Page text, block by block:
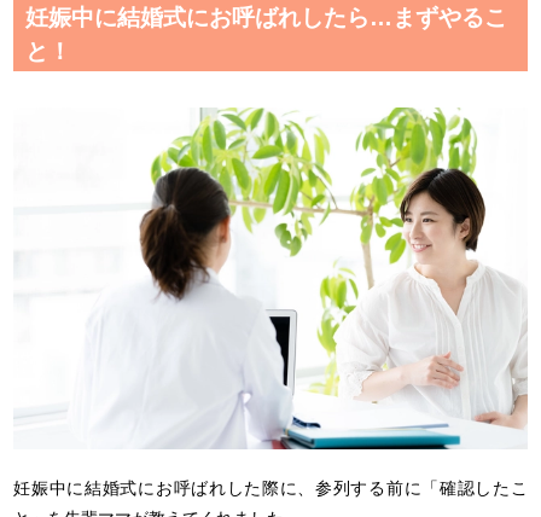
妊娠中に結婚式にお呼ばれしたら…まずやるこ
と！
妊娠中に結婚式にお呼ばれした際に、参列する前に「確認したこ